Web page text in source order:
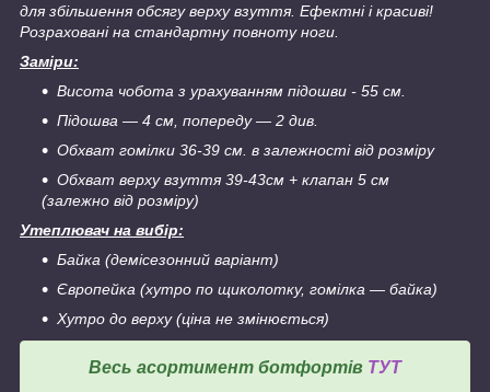
для збільшення обсягу верху взуття. Ефектні і красиві!
Розраховані на стандартну повноту ноги.
Заміри:
Висота чобота з урахуванням підошви - 55 см.
Підошва ― 4 см, попереду― 2 див.
Обхват гомілки 36-39 см. в залежності від розміру
Обхват верху взуття 39-43см + клапан 5 см
(залежно від розміру)
Утеплювач на вибір:
Байка (демісезонний варіант)
Європейка (хутро по щиколотку, гомілка ― байка)
Хутро до верху (ціна не змінюється)
Весь асортимент ботфортів ТУТ